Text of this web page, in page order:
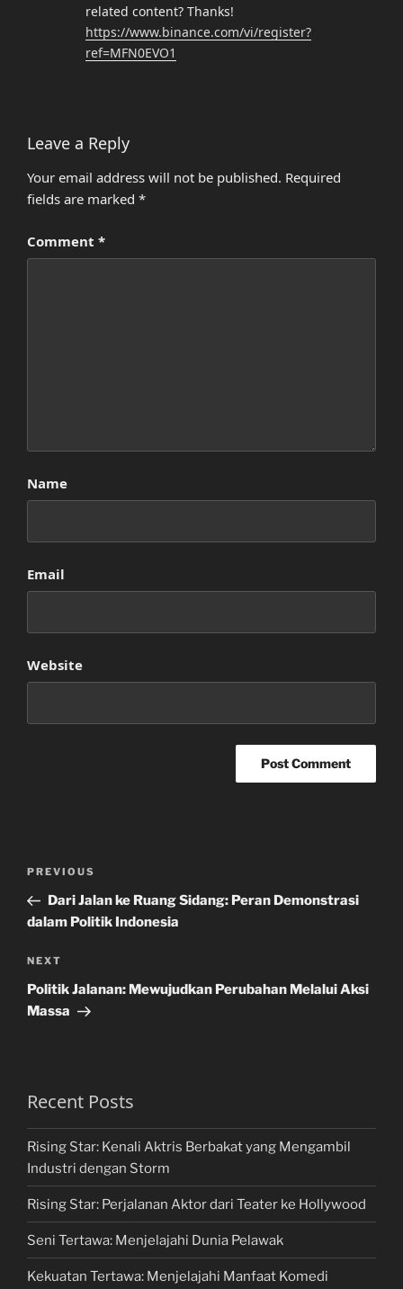
related content? Thanks!
https://www.binance.com/vi/register?
ref=MFN0EVO1
Leave a Reply
Your email address will not be published. Required
fields are marked *
Comment *
Name
Email
Website
Previous
Post
PREVIOUS
Dari Jalan ke Ruang Sidang: Peran Demonstrasi
dalam Politik Indonesia
Next
Post
NEXT
Politik Jalanan: Mewujudkan Perubahan Melalui Aksi
Massa
Recent Posts
Rising Star: Kenali Aktris Berbakat yang Mengambil
Industri dengan Storm
Rising Star: Perjalanan Aktor dari Teater ke Hollywood
Seni Tertawa: Menjelajahi Dunia Pelawak
Kekuatan Tertawa: Menjelajahi Manfaat Komedi